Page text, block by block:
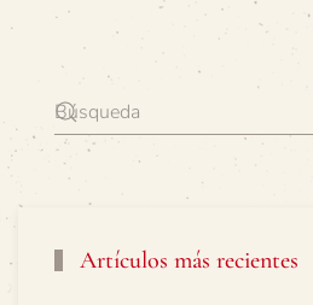
Artículos más recientes